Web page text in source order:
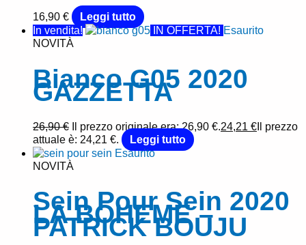
16,90 €
Leggi tutto
In vendita!
IN OFFERTA! Esaurito
NOVITÀ
Bianco G05 2020
GAZZETTA
26,90€ Il prezzo originale era: 26,90 €.24,21 € Il prezzo
attuale è: 24,21 €.
Leggi tutto
Esaurito
NOVITÀ
Sein Pour Sein 2020
LA BOHEME –
PATRICK BOUJU